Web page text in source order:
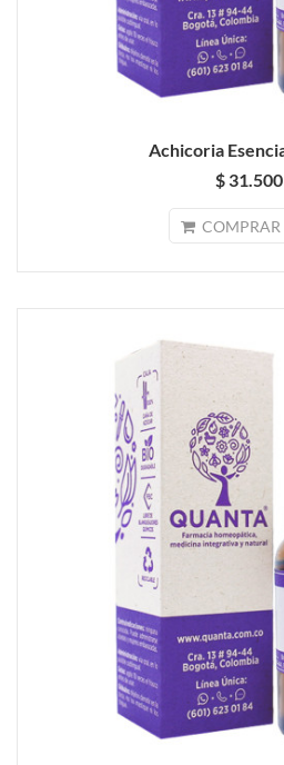
Achicoria
$ 31.500
COMPRAR